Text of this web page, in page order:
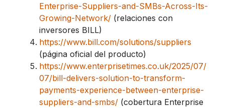
Enterprise-Suppliers-and-SMBs-Across-Its-
Growing-Network/ (relaciones con
inversores BILL)
https://www.bill.com/solutions/suppliers
(página oficial del producto)
https://www.enterprisetimes.co.uk/2025/07/
07/bill-delivers-solution-to-transform-
payments-experience-between-enterprise-
suppliers-and-smbs/ (cobertura Enterprise